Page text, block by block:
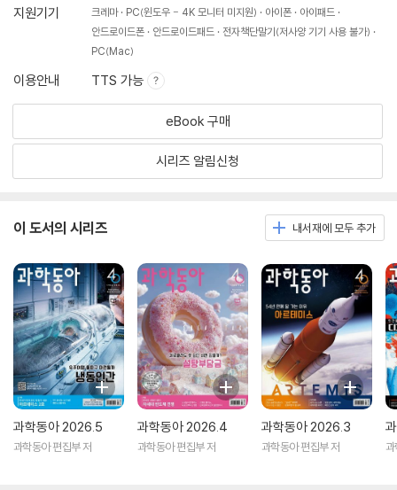
지원기기
크레마 PC(윈도우 - 4K 모니터 미지원) 아이폰
아이패드
안드로이드폰
안드로이드패드
전자책단말기(저사양 기기 사용 불가)
PC(Mac)
이용안내 TTS 가능
eBook 구매
시리즈 알림신청
이 도서의 시리즈 내서재에 모두 추가
과학동아 2026.5
과학동아 편집부 저
과학동아 2026.4
과학동아 편집부 저
과학동아 2026.3
과학동아 편집부 저